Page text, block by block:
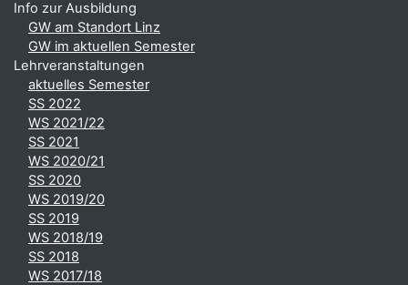
Info zur Ausbildung
GW am Standort Linz
GW im aktuellen Semester
Lehrveranstaltungen
aktuelles Semester
SS 2022
WS 2021/22
SS 2021
WS 2020/21
SS 2020
WS 2019/20
SS 2019
WS 2018/19
SS 2018
WS 2017/18